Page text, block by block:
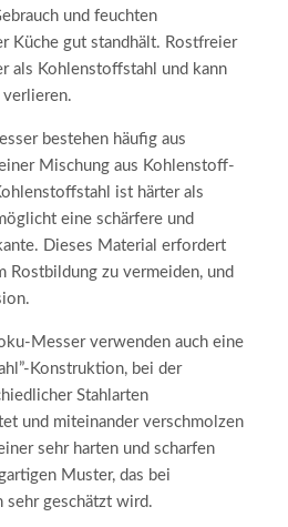
und feuchten
Küche gut standhält. Rostfreier
als Kohlenstoffstahl und kann
verlieren.
bestehen häufig aus
Mischung aus Kohlenstoff-
ist härter als
eine schärfere und
Dieses Material erfordert
Rostbildung zu vermeiden, und
Messer verwenden auch eine
Konstruktion, bei der
Stahlarten
und miteinander verschmolzen
sehr harten und scharfen
Muster, das bei
sehr geschätzt wird.